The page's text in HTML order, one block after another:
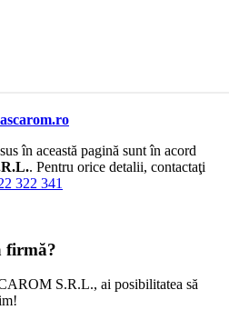
în această pagină sunt în acord
. Pentru orice detalii, contactaţi
322 341
firmă?
S.R.L., ai posibilitatea să